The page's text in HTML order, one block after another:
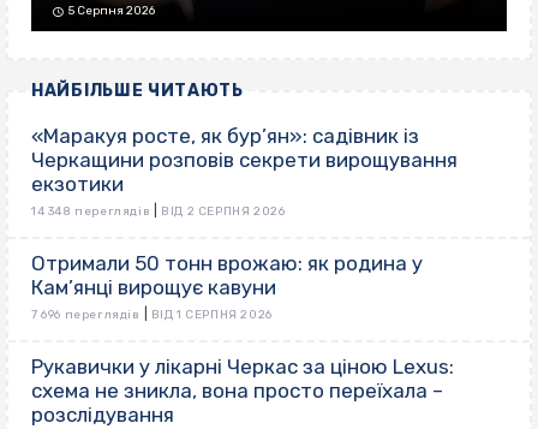
5 Серпня 2026
НАЙБІЛЬШЕ ЧИТАЮТЬ
«Маракуя росте, як бур’ян»: садівник із
Черкащини розповів секрети вирощування
екзотики
14 348 переглядів ВІД 2 СЕРПНЯ 2026
Отримали 50 тонн врожаю: як родина у
Кам’янці вирощує кавуни
7 696 переглядів ВІД 1 СЕРПНЯ 2026
Рукавички у лікарні Черкас за ціною Lexus:
схема не зникла, вона просто переїхала –
розслідування